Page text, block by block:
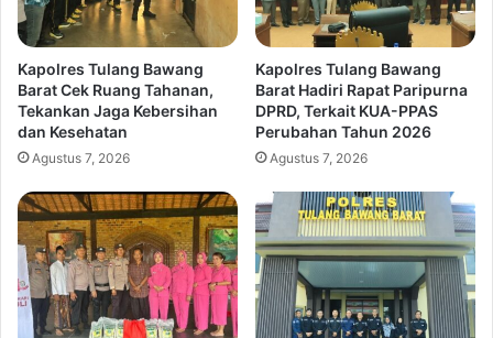
Kapolres Tulang Bawang
Barat Cek Ruang Tahanan,
Tekankan Jaga Kebersihan
dan Kesehatan
Agustus 7, 2026
Kapolres Tulang Bawang
Barat Hadiri Rapat Paripurna
DPRD, Terkait KUA-PPAS
Perubahan Tahun 2026
Agustus 7, 2026